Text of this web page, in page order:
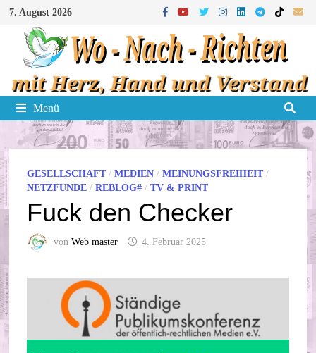
Zum
Inhalt
springen
7. August 2026
Menü
GESELLSCHAFT/MEDIEN /MEINUNGSFREIHEIT/
NETZFUNDE /REBLOG# /TV & PRINT
Fuck den Checker
vonWeb master 4. Februar 2025